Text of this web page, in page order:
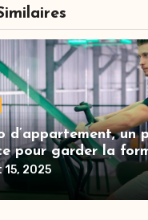
d’appartement, un
pour garder la
2025